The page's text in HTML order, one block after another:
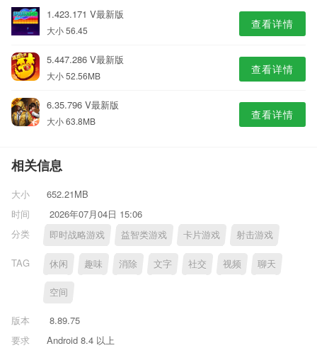
1.423.171 V最新版
大小 56.45 查看详情
5.447.286 V最新版
大小 52.56MB 查看详情
6.35.796 V最新版
大小 63.8MB 查看详情
相关信息
大小
652.21MB
时间
2026年07月04日 15:06
分类
即时战略游戏 益智类游戏 卡片游戏 射击游戏
TAG 休闲 趣味 消除 文字 社交 视频 聊天
空间
版本
8.89.75
要求
Android 8.4 以上